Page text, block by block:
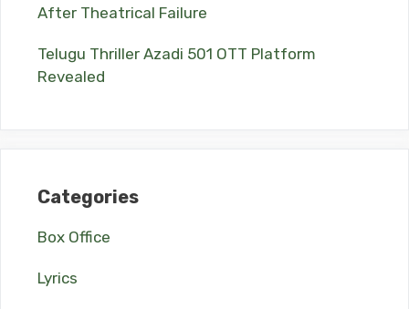
After Theatrical Failure
Telugu Thriller Azadi 501 OTT Platform
Revealed
Categories
Box Office
Lyrics